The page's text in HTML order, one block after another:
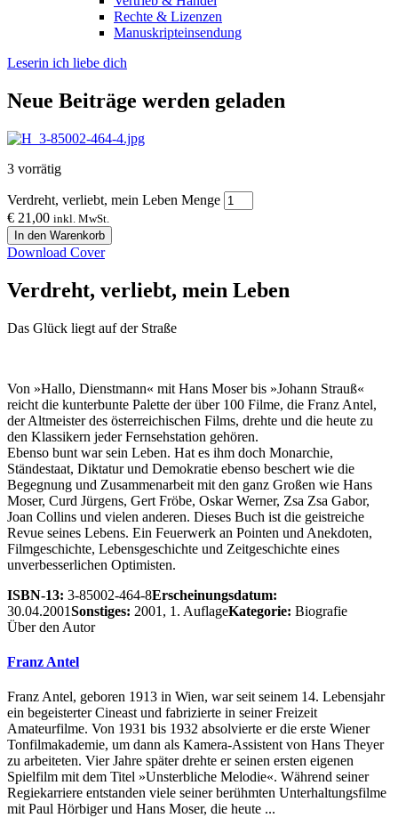
Rechte & Lizenzen
Manuskripteinsendung
Leserin ich liebe dich
Neue Beiträge werden geladen
3 vorrätig
Verdreht, verliebt, mein Leben Menge
€ 21,00 inkl. MwSt.
In den Warenkorb
Download Cover
Verdreht, verliebt, mein Leben
Das Glück liegt auf der Straße
Von »Hallo, Dienstmann« mit Hans Moser bis »Johann Strauß«
reicht die kunterbunte Palette der über 100 Filme, die Franz Antel,
der Altmeister des österreichischen Films, drehte und die heute zu
den Klassikern jeder Fernsehstation gehören.
Ebenso bunt war sein Leben. Hat es ihm doch Monarchie,
Ständestaat, Diktatur und Demokratie ebenso beschert wie die
Begegnung und Zusammenarbeit mit den ganz Großen wie Hans
Moser, Curd Jürgens, Gert Fröbe, Oskar Werner, Zsa Zsa Gabor,
Joan Collins und vielen anderen. Dieses Buch ist die geistreiche
Revue seines Lebens. Ein Feuerwerk an Pointen und Anekdoten,
Filmgeschichte, Lebensgeschichte und Zeitgeschichte eines
unverbesserlichen Optimisten.
ISBN-13: 3-85002-464-8Erscheinungsdatum:
30.04.2001Sonstiges: 2001, 1. AuflageKategorie: Biografie
Über den Autor
Franz Antel
Franz Antel, geboren 1913 in Wien, war seit seinem 14. Lebensjahr
ein begeisterter Cineast und fabrizierte in seiner Freizeit
Amateurfilme. Von 1931 bis 1932 absolvierte er die erste Wiener
Tonfilmakademie, um dann als Kamera-Assistent von Hans Theyer
zu arbeiteten. Vier Jahre später drehte er seinen ersten eigenen
Spielfilm mit dem Titel »Unsterbliche Melodie«. Während seiner
Regiekarriere entstanden viele seiner berühmten Unterhaltungsfilme
mit Paul Hörbiger und Hans Moser, die heute ...